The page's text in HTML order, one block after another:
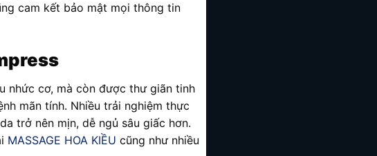
cam kết bảo mật mọi thông tin
nhức cơ, mà còn được thư giãn tinh
mãn tính. Nhiều trải nghiệm thực
trở nên mịn, dễ ngủ sâu giấc hơn.
MASSAGE HOA KIỀU cũng như nhiều